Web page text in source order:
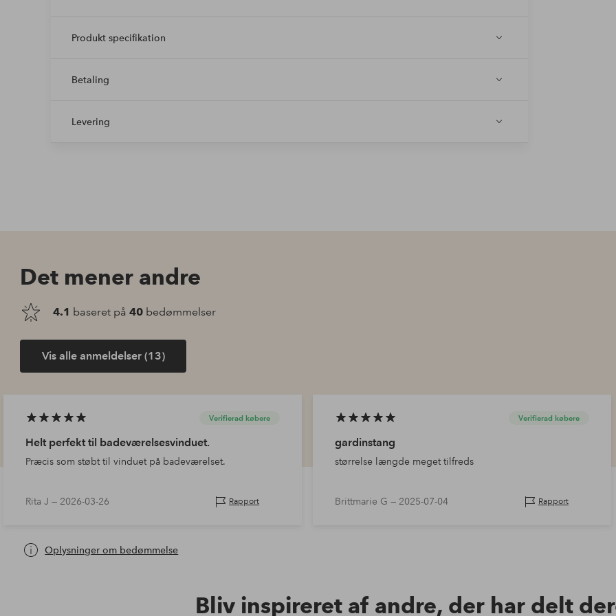
Produkt specifikation
Betaling
Levering
Det mener andre
4.1 baseret på40 bedømmelser
Vis alle anmeldelser (13)
Verifierad købere
Helt perfekt til badeværelsesvinduet.
Præcis som støbt til vinduet på badeværelset.
Rita J —2026-03-26 Rapport
Verifierad købere
gardinstang
størrelse længde meget tilfreds
Brittmarie G —2025-07-04 Rapport
Oplysninger om bedømmelse
Bliv inspireret af andre, der har delt